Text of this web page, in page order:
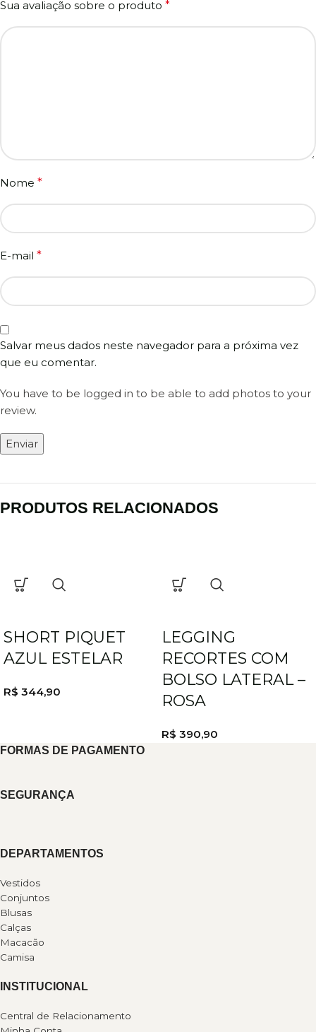
Sua avaliação sobre o produto *
Nome *
E-mail *
Salvar meus dados neste navegador para a próxima vez
que eu comentar.
You have to be logged in to be able to add photos to your
review.
PRODUTOS RELACIONADOS
SHORT PIQUET
AZUL ESTELAR
R$ 344,90
LEGGING
RECORTES COM
BOLSO LATERAL –
ROSA
R$ 390,90
FORMAS DE PAGAMENTO
SEGURANÇA
DEPARTAMENTOS
Vestidos
Conjuntos
Blusas
Calças
Macacão
Camisa
INSTITUCIONAL
Central de Relacionamento